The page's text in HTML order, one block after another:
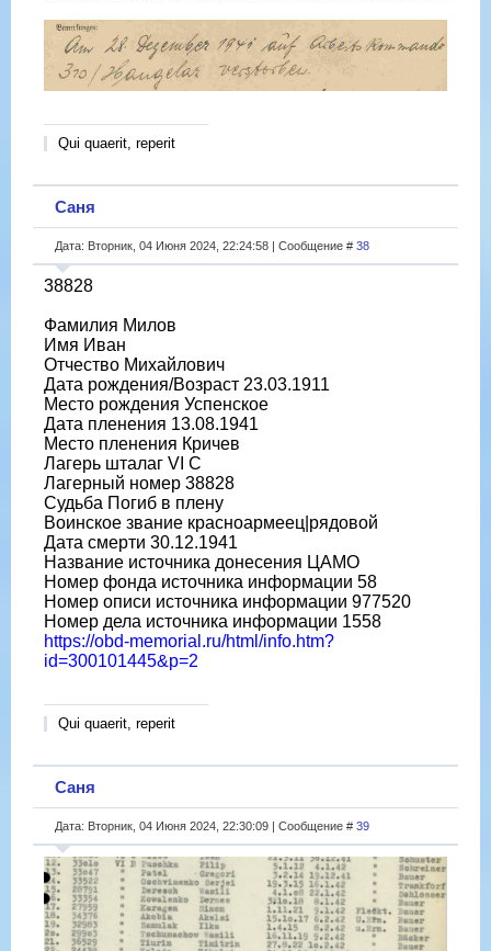
Qui quaerit, reperit
Саня
Дата: Вторник, 04 Июня 2024, 22:24:58 | Сообщение # 38
38828
Фамилия Милов
Имя Иван
Отчество Михайлович
Дата рождения/Возраст 23.03.1911
Место рождения Успенское
Дата пленения 13.08.1941
Место пленения Кричев
Лагерь шталаг VI C
Лагерный номер 38828
Судьба Погиб в плену
Воинское звание красноармеец|рядовой
Дата смерти 30.12.1941
Название источника донесения ЦАМО
Номер фонда источника информации 58
Номер описи источника информации 977520
Номер дела источника информации 1558
https://obd-memorial.ru/html/info.htm?
id=300101445&p=2
Qui quaerit, reperit
Саня
Дата: Вторник, 04 Июня 2024, 22:30:09 | Сообщение # 39